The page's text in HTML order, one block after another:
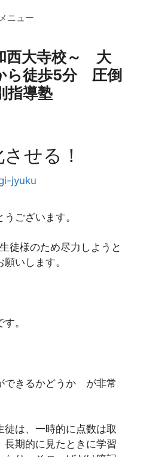
メニュー
西大寺校～ 大
ら徒歩5分 圧倒
指導塾
せる！
jyuku
ございます。
徒様のため尽力しようと
いします。
。
できるかどうか が非常
は、一時的に点数は取
長期的に見たときに学習